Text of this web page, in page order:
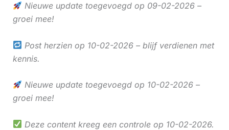
Nieuwe update toegevoegd op 09-02-2026 –
groei mee!
Post herzien op 10-02-2026 – blijf verdienen met
kennis.
Nieuwe update toegevoegd op 10-02-2026 –
groei mee!
Deze content kreeg een controle op 10-02-2026.